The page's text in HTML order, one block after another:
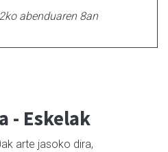
abenduaren 8an
- Eskelak
arte jasoko dira,